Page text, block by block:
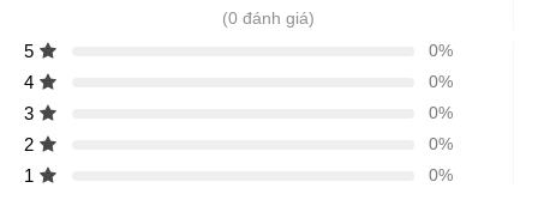
(0 đánh giá)
5 0%
4 0%
3 0%
2 0%
1 0%